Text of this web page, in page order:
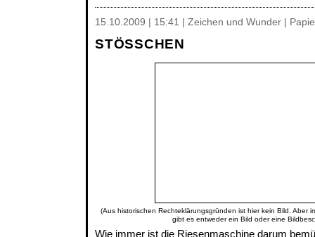
15.10.2009 | 15:41 | Zeichen und Wunder |
STÖSSCHEN
(Aus historischen Rechteklärungsgründen ist hier kein Bild. Aber
gibt es entweder ein Bild oder eine
Wie immer ist die Riesenmaschine darum